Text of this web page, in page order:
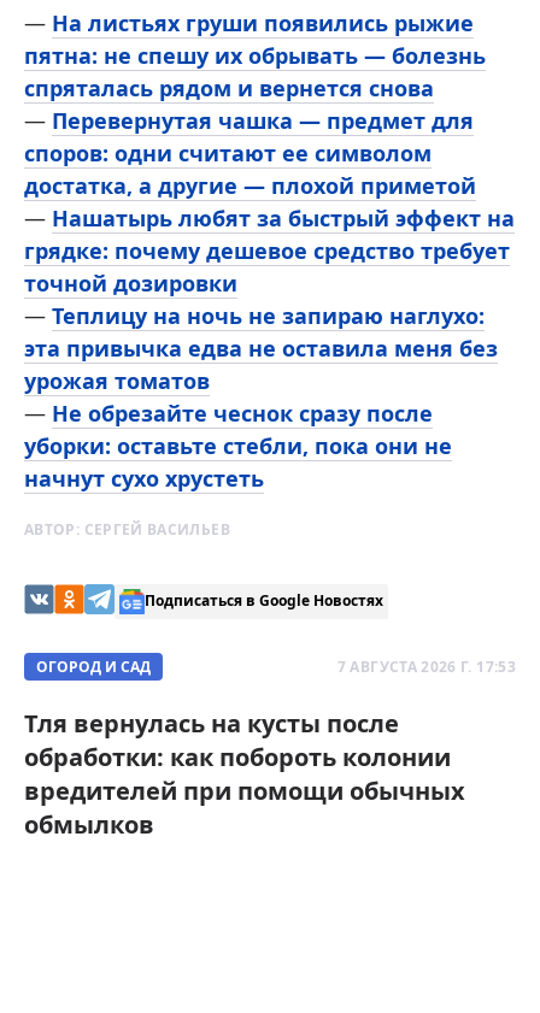
— На листьях груши появились рыжие
пятна: не спешу их обрывать — болезнь
спряталась рядом и вернется снова
— Перевернутая чашка — предмет для
споров: одни считают ее символом
достатка, а другие — плохой приметой
— Нашатырь любят за быстрый эффект на
грядке: почему дешевое средство требует
точной дозировки
— Теплицу на ночь не запираю наглухо:
эта привычка едва не оставила меня без
урожая томатов
— Не обрезайте чеснок сразу после
уборки: оставьте стебли, пока они не
начнут сухо хрустеть
АВТОР: СЕРГЕЙ ВАСИЛЬЕВ
Подписаться в Google Новостях
ОГОРОД И САД 7 АВГУСТА 2026 Г. 17:53
Тля вернулась на кусты после
обработки: как побороть колонии
вредителей при помощи обычных
обмылков